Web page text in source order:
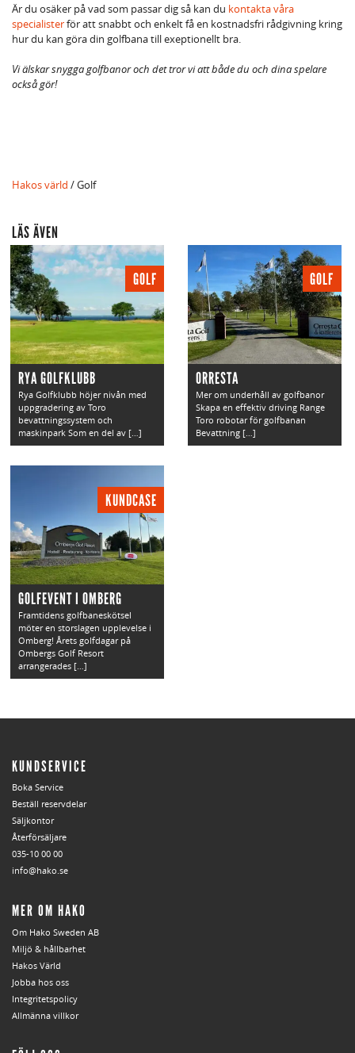
Är du osäker på vad som passar dig så kan du kontakta våra
specialisterför att snabbt och enkelt få en kostnadsfri rådgivning kring
hur du kan göra din golfbana till exeptionellt bra.
Vi älskar snygga golfbanor och det tror vi att både du och dina spelare
också gör!
Hakos värld / Golf
LÄS ÄVEN
GOLF
RYA GOLFKLUBB
Rya Golfklubb höjer nivån med
uppgradering av Toro
bevattningssystem och
maskinpark Som en del av […]
GOLF
ORRESTA
Mer om underhåll av golfbanor
Skapa en effektiv driving Range
Toro robotar för golfbanan
Bevattning […]
KUNDCASE
GOLFEVENT I OMBERG
Framtidens golfbaneskötsel
möter en storslagen upplevelse i
Omberg! Årets golfdagar på
Ombergs Golf Resort
arrangerades […]
KUNDSERVICE
Boka Service
Beställ reservdelar
Säljkontor
Återförsäljare
035-10 00 00
info@hako.se
MER OM HAKO
Om Hako Sweden AB
Miljö & hållbarhet
Hakos Värld
Jobba hos oss
Integritetspolicy
Allmänna villkor